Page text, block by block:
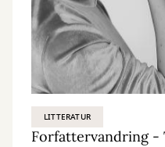
LITTERATUR